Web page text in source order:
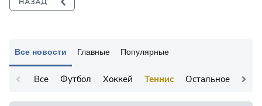
Все новости Главные Популярные
Все Футбол Хоккей Теннис Остальное